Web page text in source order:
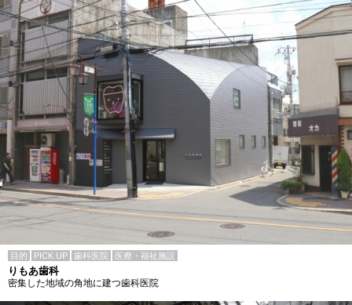
目的 PICK UP 歯科医院 医療・福祉施設
りもあ歯科
密集した地域の角地に建つ歯科医院